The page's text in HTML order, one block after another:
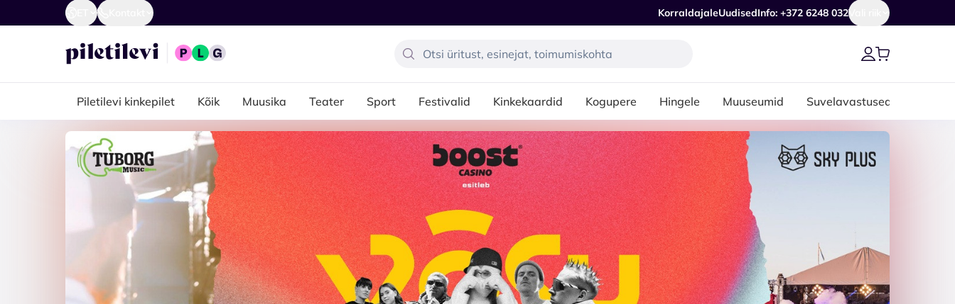
KorraldajaleUudisedInfo: +372 6248 032Vali riik
Piletilevi kinkepilet Kõik Muusika Teater Sport Festivalid Kinkekaardid Kogupere Hingele Muuseumid Suvelavastused